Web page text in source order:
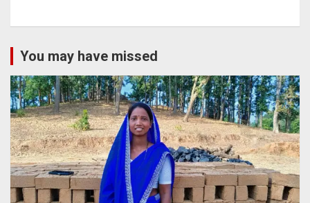
You may have missed